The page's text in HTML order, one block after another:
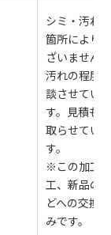
シミ・汚れ
箇所により
ざいません
汚れの程度
談させてい
す。見積も
取らせてい
す。
※この加工
工、新品の
どへの交換
みです。